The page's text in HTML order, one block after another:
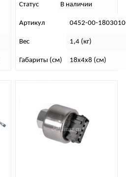
Статус В наличии
Артикул 0452-00-
Вес 1,4 (кг)
Габариты (см) 18х4х8 (см)